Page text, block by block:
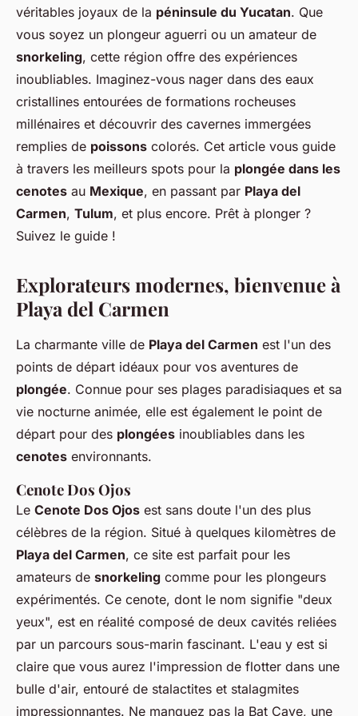
véritables joyaux de la péninsule du Yucatan. Que
vous soyez un plongeur aguerri ou un amateur de
snorkeling, cette région offre des expériences
inoubliables. Imaginez-vous nager dans des eaux
cristallines entourées de formations rocheuses
millénaires et découvrir des cavernes immergées
remplies de poissons colorés. Cet article vous guide
à travers les meilleurs spots pour la plongée dans les
cenotes au Mexique, en passant par Playa del
Carmen, Tulum, et plus encore. Prêt à plonger ?
Suivez le guide !
Explorateurs modernes, bienvenue à
Playa del Carmen
La charmante ville de Playa del Carmen est l'un des
points de départ idéaux pour vos aventures de
plongée. Connue pour ses plages paradisiaques et sa
vie nocturne animée, elle est également le point de
départ pour des plongées inoubliables dans les
cenotes environnants.
Cenote Dos Ojos
Le Cenote Dos Ojos est sans doute l'un des plus
célèbres de la région. Situé à quelques kilomètres de
Playa del Carmen, ce site est parfait pour les
amateurs de snorkeling comme pour les plongeurs
expérimentés. Ce cenote, dont le nom signifie "deux
yeux", est en réalité composé de deux cavités reliées
par un parcours sous-marin fascinant. L'eau y est si
claire que vous aurez l'impression de flotter dans une
bulle d'air, entouré de stalactites et stalagmites
impressionnantes. Ne manquez pas la Bat Cave, une